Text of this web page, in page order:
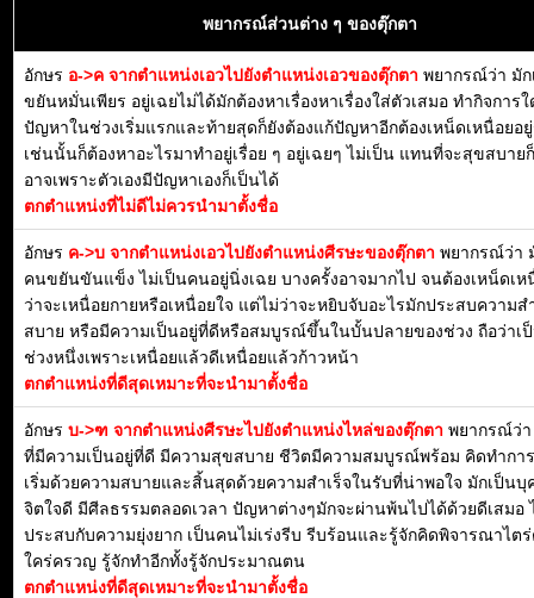
พยากรณ์ส่วนต่าง ๆ ของตุ๊กตา
อักษร อ->ค จากตำแหน่งเอวไปยังตำแหน่งเอวของตุ๊กตา พยากรณ์ว่า มัก
ขยันหมั่นเพียร อยู่เฉยไม่ได้มักต้องหาเรื่องหาเรื่องใส่ตัวเสมอ ทำกิจการ
ปัญหาในช่วงเริ่มแรกและท้ายสุดก็ยังต้องแก้ปัญหาอีกต้องเหน็ดเหนื่อยอ
เช่นนั้นก็ต้องหาอะไรมาทำอยู่เรื่อย ๆ อยู่เฉยๆ ไม่เป็น แทนที่จะสุขสบาย
อาจเพราะตัวเองมีปัญหาเองก็เป็นได้
ตกตำแหน่งที่ไม่ดีไม่ควรนำมาตั้งชื่อ
อักษร ค->บ จากตำแหน่งเอวไปยังตำแหน่งศีรษะของตุ๊กตา พยากรณ์ว่า
คนขยันขันแข็ง ไม่เป็นคนอยู่นิ่งเฉย บางครั้งอาจมากไป จนต้องเหน็ดเห
ว่าจะเหนื่อยกายหรือเหนื่อยใจ แต่ไม่ว่าจะหยิบจับอะไรมักประสบความส
สบาย หรือมีความเป็นอยู่ที่ดีหรือสมบูรณ์ขึ้นในบั้นปลายของช่วง ถือว่าเ
ช่วงหนึ่งเพราะเหนื่อยแล้วดีเหนื่อยแล้วก้าวหน้า
ตกตำแหน่งที่ดีสุดเหมาะที่จะนำมาตั้งชื่อ
อักษร บ->ฑ จากตำแหน่งศีรษะไปยังตำแหน่งไหล่ของตุ๊กตา พยากรณ์ว่า
ที่มีความเป็นอยู่ที่ดี มีความสุขสบาย ชีวิตมีความสมบูรณ์พร้อม คิดทำกา
เริ่มด้วยความสบายและสิ้นสุดด้วยความสำเร็จในรับที่น่าพอใจ มักเป็น
จิตใจดี มีศีลธรรมตลอดเวลา ปัญหาต่างๆมักจะผ่านพ้นไปได้ด้วยดีเสมอ
ประสบกับความยุ่งยาก เป็นคนไม่เร่งรีบ รีบร้อนและรู้จักคิดพิจารณาไตร่
ใคร่ครวญ รู้จักทำอีกทั้งรู้จักประมาณตน
ตกตำแหน่งที่ดีสุดเหมาะที่จะนำมาตั้งชื่อ